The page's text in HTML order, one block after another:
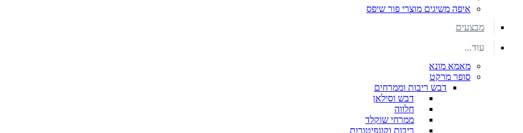
איפה משיגים מוצרי פור שיפס
מבצעים
עוד...
מאמא מונא
סופר מרקט
דבש ריבות וממרחים
דבש וסילאן
חלווה
ממרחי שוקלד
ריבות וקונפיטורות